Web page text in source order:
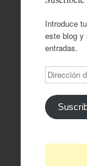
Introduce
este blog y
entradas.
Dirección
de
correo
electrónico